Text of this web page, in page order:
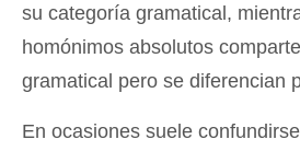
su categoría gramatical,
homónimos absolutos
gramatical pero se diferencian
En ocasiones suele